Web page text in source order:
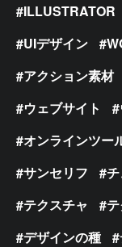
ILLUSTRATOR
UIデザイン
アクション素材
ウェブサイト
オンラインツー
サンセリフ
テクスチャ
デザインの種